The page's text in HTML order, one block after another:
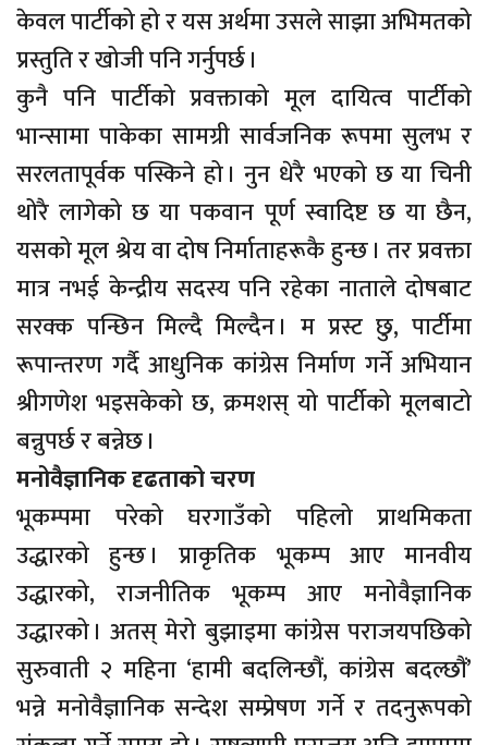
केवल पार्टीको हो र यस अर्थमा उसले साझा अभिमतको
प्रस्तुति र खोजी पनि गर्नुपर्छ ।
कुनै पनि पार्टीको प्रवक्ताको मूल दायित्व पार्टीको
भान्सामा पाकेका सामग्री सार्वजनिक रूपमा सुलभ र
सरलतापूर्वक पस्किने हो । नुन धेरै भएको छ या चिनी
थोरै लागेको छ या पकवान पूर्ण स्वादिष्ट छ या छैन,
यसको मूल श्रेय वा दोष निर्माताहरूकै हुन्छ । तर प्रवक्ता
मात्र नभई केन्द्रीय सदस्य पनि रहेका नाताले दोषबाट
सरक्क पन्छिन मिल्दै मिल्दैन । म प्रस्ट छु, पार्टीमा
रूपान्तरण गर्दै आधुनिक कांग्रेस निर्माण गर्ने अभियान
श्रीगणेश भइसकेको छ, क्रमशस् यो पार्टीको मूलबाटो
बन्नुपर्छ र बन्नेछ ।
मनोवैज्ञानिक दृढताको चरण
भूकम्पमा परेको घरगाउँको पहिलो प्राथमिकता
उद्धारको हुन्छ । प्राकृतिक भूकम्प आए मानवीय
उद्धारको, राजनीतिक भूकम्प आए मनोवैज्ञानिक
उद्धारको । अतस् मेरो बुझाइमा कांग्रेस पराजयपछिको
सुरुवाती २ महिना ‘हामी बदलिन्छौं, कांग्रेस बदल्छौं’
भन्ने मनोवैज्ञानिक सन्देश सम्प्रेषण गर्ने र तदनुरूपको